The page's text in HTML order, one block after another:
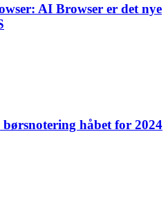
AI Browser er det nye
håbet for 2024